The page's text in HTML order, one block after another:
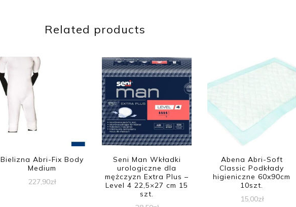
Related products
Bielizna Abri-Fix Body
Medium
227,90zł
Seni Man Wkładki
urologiczne dla
mężczyzn Extra Plus –
Level 4 22,5×27 cm 15
szt.
Abena Abri-Soft
Classic Podkłady
higieniczne 60x90cm
10szt.
15,00zł